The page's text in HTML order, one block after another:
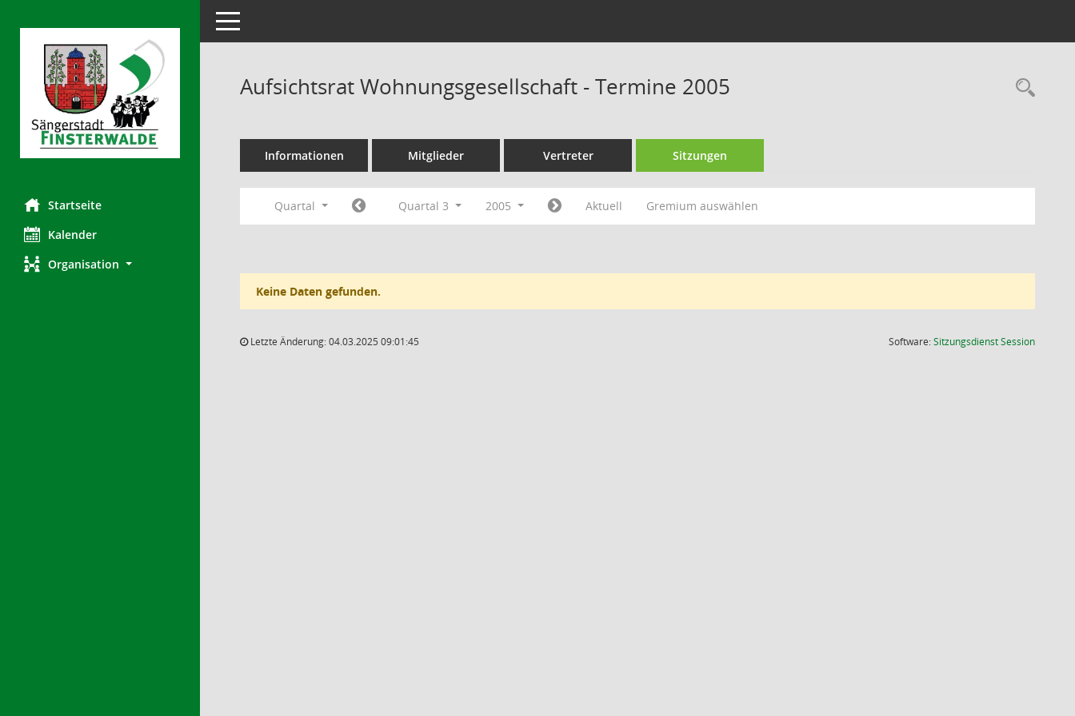
Startseite
Kalender
Organisation
Toggle navigation
Aufsichtsrat Wohnungsgesellschaft - Termine 2005
Informationen Mitglieder Vertreter Sitzungen
Quartal Quartal 3 2005 Aktuell Gremium auswählen
Keine Daten gefunden.
Letzte Änderung: 04.03.2025 09:01:45 Software:SitzungsdienstSession(Wird in